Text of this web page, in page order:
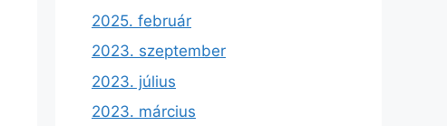
2025. február
2023. szeptember
2023. július
2023. március